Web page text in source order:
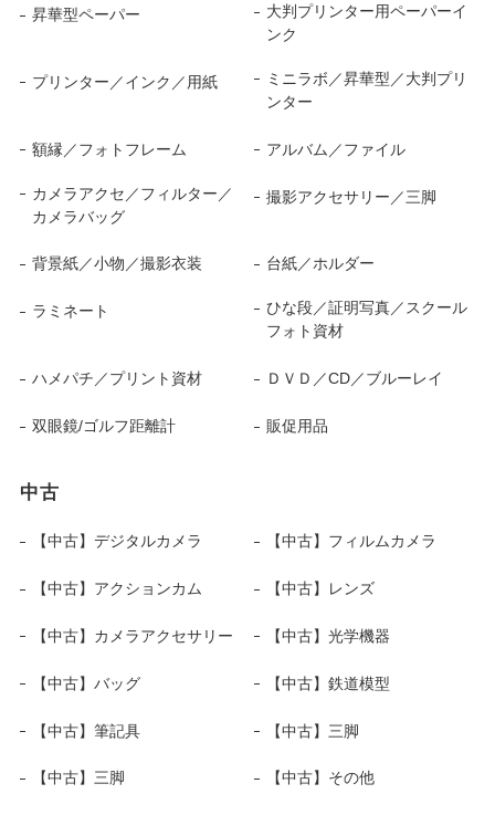
昇華型ペーパー
大判プリンター用ペーパーイ
ンク
プリンター／インク／用紙
ミニラボ／昇華型／大判プリ
ンター
額縁／フォトフレーム アルバム／ファイル
カメラアクセ／フィルター／
カメラバッグ
撮影アクセサリー／三脚
背景紙／小物／撮影衣装 台紙／ホルダー
ラミネート
ひな段／証明写真／スクール
フォト資材
ハメパチ／プリント資材 ＤＶＤ／CD／ブルーレイ
双眼鏡/ゴルフ距離計 販促用品
中古
【中古】デジタルカメラ 【中古】フィルムカメラ
【中古】アクションカム 【中古】レンズ
【中古】カメラアクセサリー 【中古】光学機器
【中古】バッグ 【中古】鉄道模型
【中古】筆記具 【中古】三脚
【中古】三脚 【中古】その他